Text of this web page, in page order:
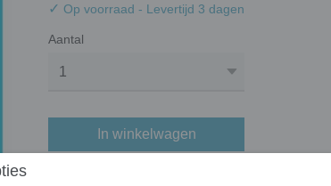
✓ Op voorraad - Levertijd 3 dagen
Aantal
In winkelwagen